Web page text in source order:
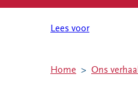
Zelf regelen
Afvalkalender
Afval scheiden
Omrin
Lees voor
Home Ons